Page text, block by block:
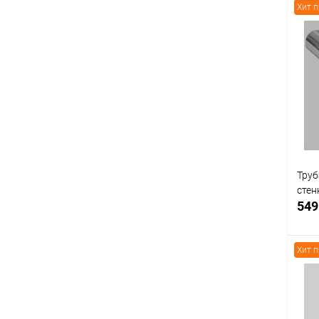
Хит
Хит